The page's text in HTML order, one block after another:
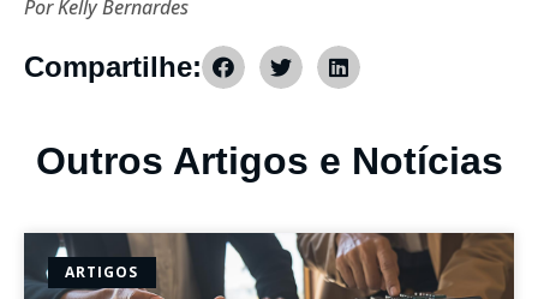
Por Kelly Bernardes
Compartilhe:
Outros Artigos e Notícias
ARTIGOS